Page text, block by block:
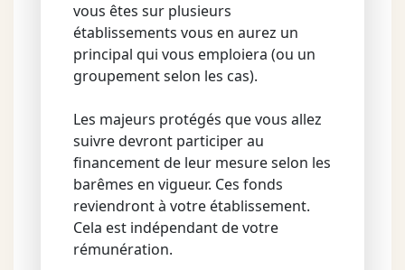
vous êtes sur plusieurs
établissements vous en aurez un
principal qui vous emploiera (ou un
groupement selon les cas).
Les majeurs protégés que vous allez
suivre devront participer au
financement de leur mesure selon les
barêmes en vigueur. Ces fonds
reviendront à votre établissement.
Cela est indépendant de votre
rémunération.